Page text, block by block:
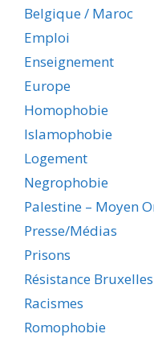
Belgique / Maroc
Emploi
Enseignement
Europe
Homophobie
Islamophobie
Logement
Negrophobie
Palestine – Moyen
Presse/Médias
Prisons
Résistance Bruxelles
Racismes
Romophobie